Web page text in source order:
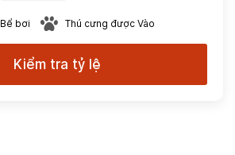
Bể bơi Thú cưng được Vào
Kiểm tra tỷ lệ